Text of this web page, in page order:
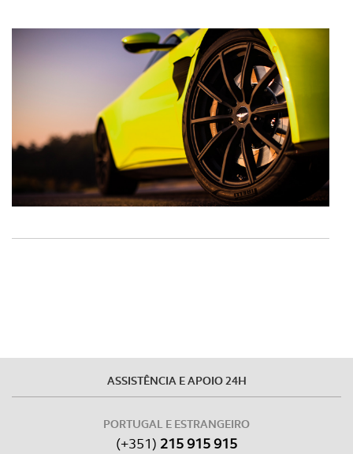
ASSISTÊNCIA E APOIO 24H
PORTUGAL E ESTRANGEIRO
(+351) 215 915 915